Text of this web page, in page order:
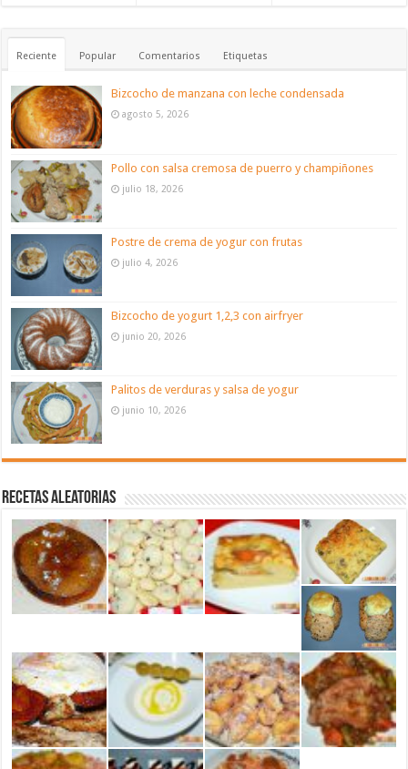
Reciente Popular Comentarios Etiquetas
Bizcocho de manzana con leche condensada
agosto 5, 2026
Pollo con salsa cremosa de puerro y champiñones
julio 18, 2026
Postre de crema de yogur con frutas
julio 4, 2026
Bizcocho de yogurt 1,2,3 con airfryer
junio 20, 2026
Palitos de verduras y salsa de yogur
junio 10, 2026
Recetas aleatorias